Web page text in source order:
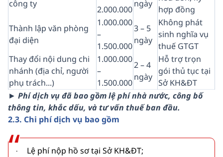
công ty
2.000.000
ngày
hợp đồng
Thành lập văn phòng
đại diện
1.000.000
–
1.500.000
3 – 5
ngày
Không phát
sinh nghĩa vụ
thuế GTGT
Thay đổi nội dung chi
nhánh (địa chỉ, người
phụ trách...)
1.000.000
–
1.500.000
2 – 4
ngày
Hỗ trợ trọn
gói thủ tục tại
Sở KH&ĐT
► Phí dịch vụ đã bao gồm lệ phí nhà nước, công bố
thông tin, khắc dấu, và tư vấn thuế ban đầu.
2.3. Chi phí dịch vụ bao gồm
· Lệ phí nộp hồ sơ tại Sở KH&ĐT;